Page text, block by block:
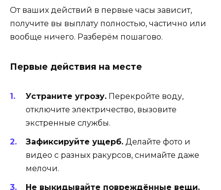
От ваших действий в первые часы зависит,
получите вы выплату полностью, частично или
вообще ничего. Разберём пошагово.
Первые действия на месте
Устраните угрозу. Перекройте воду,
отключите электричество, вызовите
экстренные службы.
Зафиксируйте ущерб. Делайте фото и
видео с разных ракурсов, снимайте даже
мелочи.
Не выкидывайте повреждённые вещи.